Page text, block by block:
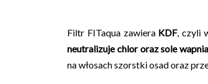
Filtr FITaqua zawiera KDF, czyli
neutralizuje chlor oraz sole
na włosach szorstki osad oraz